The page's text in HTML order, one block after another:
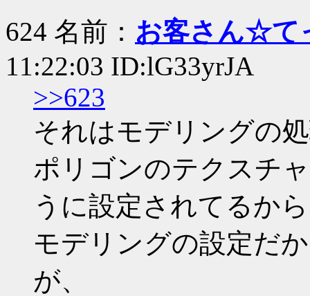
624 名前： お客さん☆て
11:22:03 ID:lG33yrJA
>>623
それはモデリングの
ポリゴンのテクスチ
うに設定されてるか
モデリングの設定だ
が、